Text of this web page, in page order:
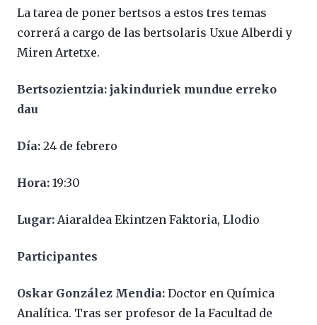
La tarea de poner bertsos a estos tres temas
correrá a cargo de las bertsolaris Uxue Alberdi y
Miren Artetxe.
Bertsozientzia: jakinduriek mundue erreko
dau
Día: 24 de febrero
Hora: 19:30
Lugar: Aiaraldea Ekintzen Faktoria, Llodio
Participantes
Oskar González Mendia: Doctor en Química
Analítica. Tras ser profesor de la Facultad de